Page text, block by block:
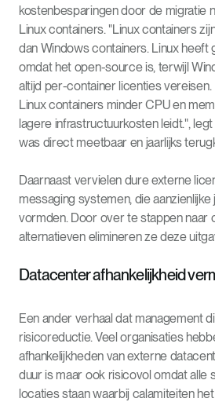
kostenbesparingen door de migratie
Linux containers. "Linux containers
dan Windows containers. Linux heeft
omdat het open-source is, terwijl
altijd per-container licenties vereisen.
Linux containers minder CPU en
lagere infrastructuurkosten leidt.",
was direct meetbaar en jaarlijks
Daarnaast vervielen dure externe
messaging systemen, die
vormden. Door over te stappen naar
alternatieven elimineren ze deze
Datacenter afhankelijkheid
Een ander verhaal dat management
risicoreductie. Veel organisaties
afhankelijkheden van externe
duur is maar ook risicovol omdat
locaties staan waarbij calamiteiten